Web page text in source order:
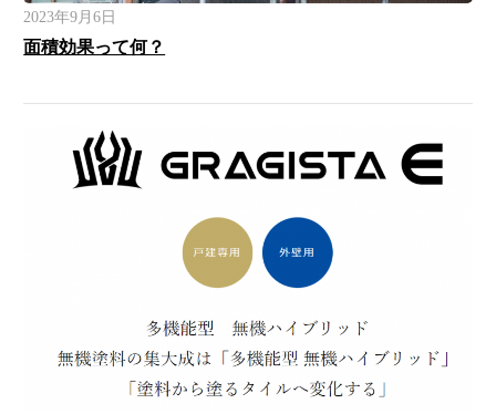
2023年9月6日
面積効果って何？